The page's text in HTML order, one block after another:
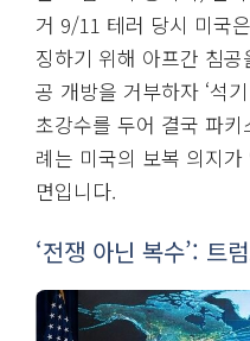
거 9/11 테러 당시 미국
징하기 위해 아프간 침
공 개방을 거부하자 ‘석
초강수를 두어 결국 파
례는 미국의 보복 의지
면입니다.
‘전쟁 아닌 복수’: 트